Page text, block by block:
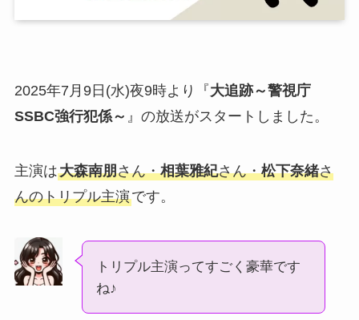
2025年7月9日(水)夜9時より『大追跡～警視庁
SSBC強行犯係～ 』の放送がスタートしました。
主演は大森南朋さん・相葉雅紀さん・松下奈緒さ
んのトリプル主演です。
トリプル主演ってすごく豪華です
ね♪